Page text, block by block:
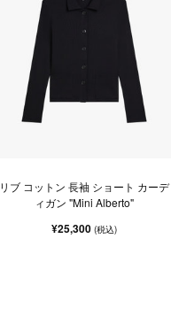
リブ コットン 長袖 ショート カーデ
ィガン "Mini Alberto"
¥25,300(税込)